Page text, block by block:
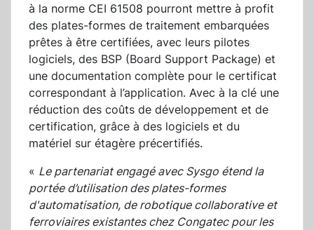
à la norme CEI 61508 pourront mettre à profit
des plates-formes de traitement embarquées
prêtes à être certifiées, avec leurs pilotes
logiciels, des BSP (Board Support Package) et
une documentation complète pour le certificat
correspondant à l’application. Avec à la clé une
réduction des coûts de développement et de
certification, grâce à des logiciels et du
matériel sur étagère précertifiés.
« Le partenariat engagé avec Sysgo étend la
portée d’utilisation des plates-formes
d'automatisation, de robotique collaborative et
ferroviaires existantes chez Congatec pour les